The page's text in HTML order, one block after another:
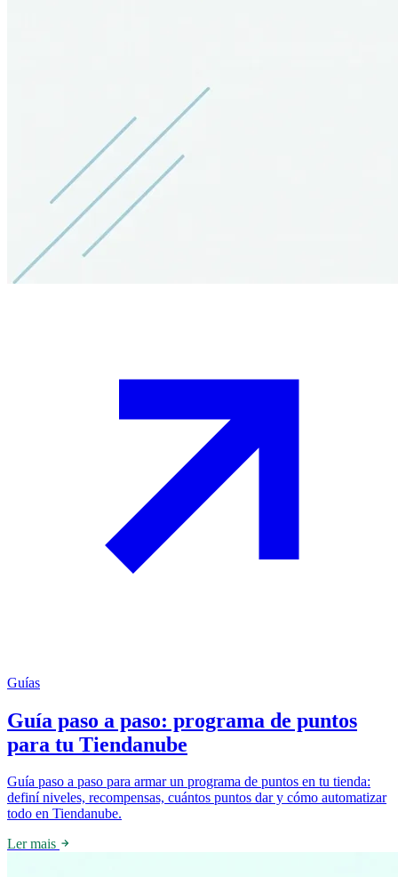
Guías
Guía paso a paso: programa de puntos
para tu Tiendanube
Guía paso a paso para armar un programa de puntos en tu tienda:
definí niveles, recompensas, cuántos puntos dar y cómo automatizar
todo en Tiendanube.
Ler mais